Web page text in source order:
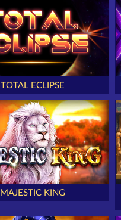
TOTAL ECLIPSE
MAJESTIC KING